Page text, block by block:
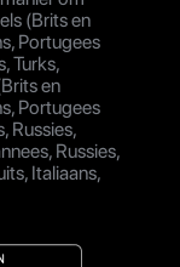
(Brits en
Portugees
Turks,
en
Portugees
Russies,
Russies,
Italiaans,